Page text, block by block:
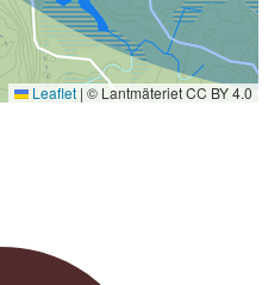
Leaflet | © Lantmäteriet CC BY 4.0